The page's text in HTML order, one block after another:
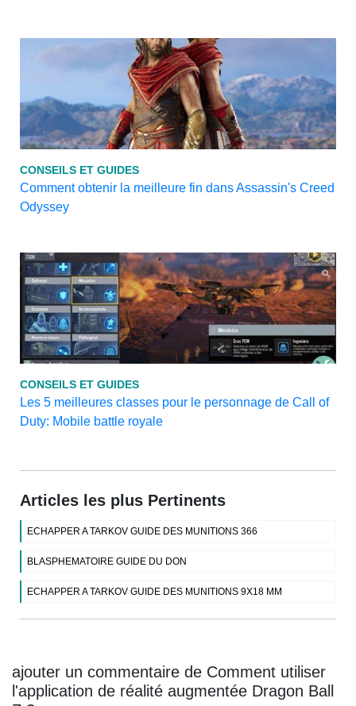
CONSEILS ET GUIDES
Comment obtenir la meilleure fin dans Assassin's Creed
Odyssey
CONSEILS ET GUIDES
Les 5 meilleures classes pour le personnage de Call of
Duty: Mobile battle royale
Articles les plus Pertinents
ECHAPPER A TARKOV GUIDE DES MUNITIONS 366
BLASPHEMATOIRE GUIDE DU DON
ECHAPPER A TARKOV GUIDE DES MUNITIONS 9X18 MM
ajouter un commentaire de Comment utiliser
l'application de réalité augmentée Dragon Ball